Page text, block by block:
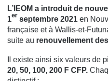
L’IEOM a introduit de
1
er
septembre 2021 en
française et à Wallis-et-
suite au renouvellement
Il existe ainsi six valeurs de
20, 50, 100, 200 F CFP.